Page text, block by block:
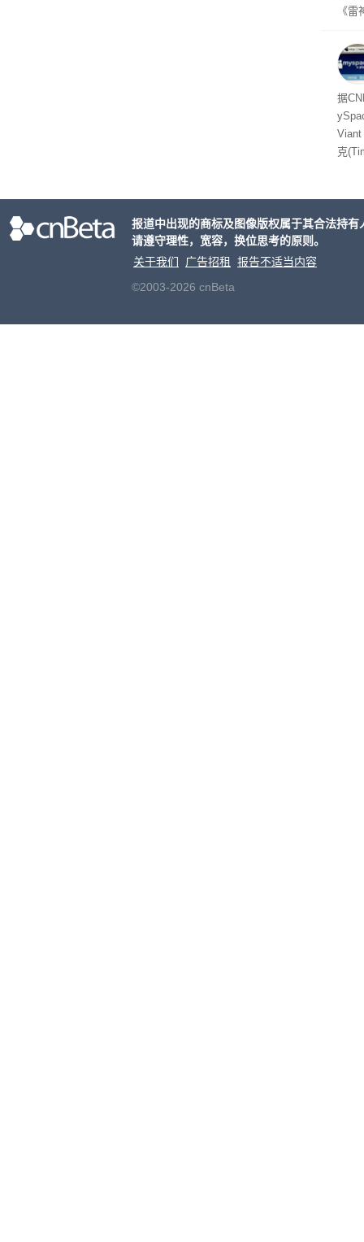
《
ox
出震
据
Viant
克
算法
报道中出现的商标及图像版权属于其合法持
请遵守理性，宽容，换位思考的原则。
关于我们
广告招租
报告不适当内容
©2003-2026 cnBeta